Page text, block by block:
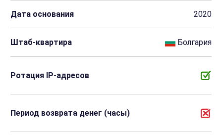
Дата основания 2020
Штаб-квартира Болгария
Ротация IP-адресов
Период возврата денег (часы)